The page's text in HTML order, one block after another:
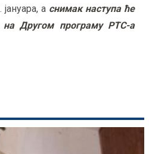
а снимак наступа ће
на Другом програму РТС-а